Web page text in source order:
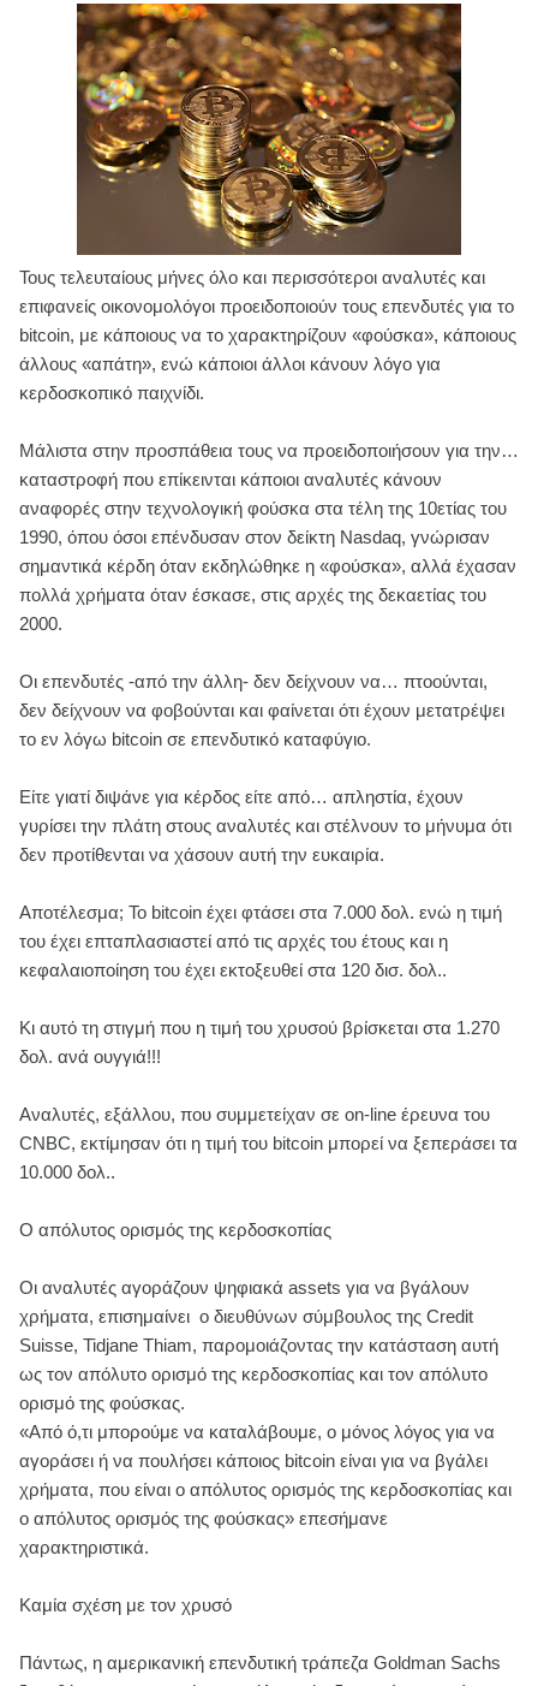
Τους τελευταίους μήνες όλο και περισσότεροι αναλυτές και
επιφανείς οικονομολόγοι προειδοποιούν τους επενδυτές για το
bitcoin, με κάποιους να το χαρακτηρίζουν «φούσκα», κάποιους
άλλους «απάτη», ενώ κάποιοι άλλοι κάνουν λόγο για
κερδοσκοπικό παιχνίδι.
Μάλιστα στην προσπάθεια τους να προειδοποιήσουν για την…
καταστροφή που επίκεινται κάποιοι αναλυτές κάνουν
αναφορές στην τεχνολογική φούσκα στα τέλη της 10ετίας του
1990, όπου όσοι επένδυσαν στον δείκτη Nasdaq, γνώρισαν
σημαντικά κέρδη όταν εκδηλώθηκε η «φούσκα», αλλά έχασαν
πολλά χρήματα όταν έσκασε, στις αρχές της δεκαετίας του
2000.
Οι επενδυτές -από την άλλη- δεν δείχνουν να… πτοούνται,
δεν δείχνουν να φοβούνται και φαίνεται ότι έχουν μετατρέψει
το εν λόγω bitcoin σε επενδυτικό καταφύγιο.
Είτε γιατί διψάνε για κέρδος είτε από… απληστία, έχουν
γυρίσει την πλάτη στους αναλυτές και στέλνουν το μήνυμα ότι
δεν προτίθενται να χάσουν αυτή την ευκαιρία.
Αποτέλεσμα; Το bitcoin έχει φτάσει στα 7.000 δολ. ενώ η τιμή
του έχει επταπλασιαστεί από τις αρχές του έτους και η
κεφαλαιοποίηση του έχει εκτοξευθεί στα 120 δισ. δολ..
Κι αυτό τη στιγμή που η τιμή του χρυσού βρίσκεται στα 1.270
δολ. ανά ουγγιά!!!
Αναλυτές, εξάλλου, που συμμετείχαν σε on-line έρευνα του
CNBC, εκτίμησαν ότι η τιμή του bitcoin μπορεί να ξεπεράσει τα
10.000 δολ..
Ο απόλυτος ορισμός της κερδοσκοπίας
Οι αναλυτές αγοράζουν ψηφιακά assets για να βγάλουν
χρήματα, επισημαίνει ο διευθύνων σύμβουλος της Credit
Suisse, Tidjane Thiam, παρομοιάζοντας την κατάσταση αυτή
ως τον απόλυτο ορισμό της κερδοσκοπίας και τον απόλυτο
ορισμό της φούσκας.
«Από ό,τι μπορούμε να καταλάβουμε, ο μόνος λόγος για να
αγοράσει ή να πουλήσει κάποιος bitcoin είναι για να βγάλει
χρήματα, που είναι ο απόλυτος ορισμός της κερδοσκοπίας και
ο απόλυτος ορισμός της φούσκας» επεσήμανε
χαρακτηριστικά.
Καμία σχέση με τον χρυσό
Πάντως, η αμερικανική επενδυτική τράπεζα Goldman Sachs